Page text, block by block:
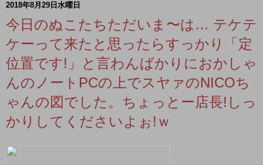
2018年8月29日水曜日
今日のぬこたちただいま〜は… テケテ
ケーって来たと思ったらすっかり「定
位置です!」と言わんばかりにおかしゃ
んのノートPCの上でスヤァのNICOち
ゃんの図でした。ちょっとー店長!しっ
かりしてくださいよぉ!ｗ